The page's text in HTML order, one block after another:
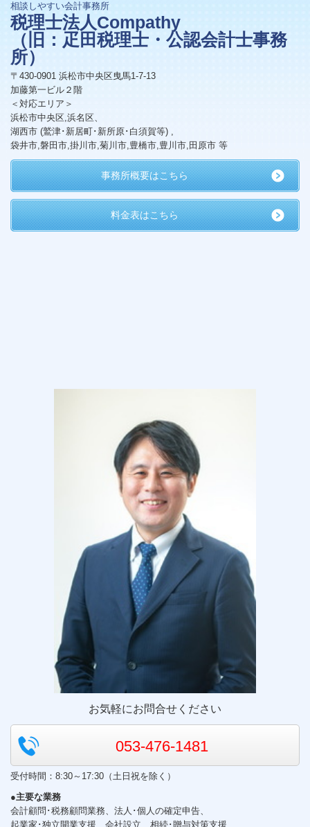
相談しやすい会計事務所
税理士法人Compathy
（旧：疋田税理士・公認会計士事務
所）
〒430-0901 浜松市中央区曳馬1-7-13
加藤第一ビル２階
＜対応エリア＞
浜松市中央区,浜名区、
湖西市 (鷲津･新居町･新所原･白須賀等) ,
袋井市,磐田市,掛川市,菊川市,豊橋市,豊川市,田原市 等
事務所概要はこちら
料金表はこちら
お気軽にお問合せください
053-476-1481
受付時間：8:30～17:30（土日祝を除く）
●主要な業務
会計顧問･税務顧問業務、法人･個人の確定申告、
起業家･独立開業支援、会社設立、相続･贈与対策支援、